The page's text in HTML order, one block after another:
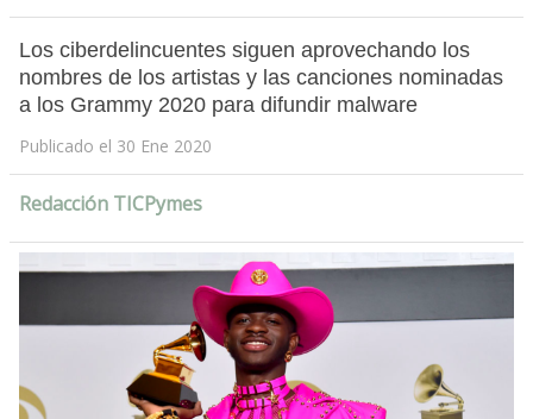
Los ciberdelincuentes siguen aprovechando los
nombres de los artistas y las canciones nominadas
a los Grammy 2020 para difundir malware
Publicado el 30 Ene 2020
Redacción TICPymes